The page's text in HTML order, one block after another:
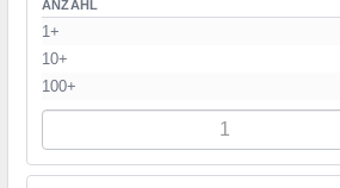
ANZAHL
1+
10+
100+